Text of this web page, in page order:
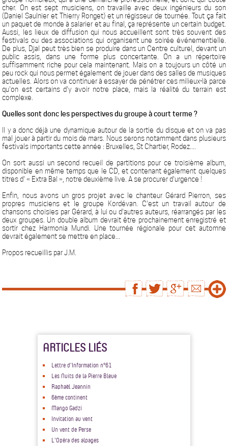
cher. On est sept musiciens, on travaille avec deux ingénieurs du son
(Daniel Saulnier et Thierry Ronget) et un régisseur de tournée. Tout ça fait
un paquet de monde à salarier et au final, ça représente un certain budget.
Aussi, les lieux de diffusion qui nous accueillent sont très souvent des
festivals ou des associations qui organisent une soirée événementielle.
De plus, Djal peut très bien se produire dans un Centre culturel, devant un
public assis, dans une forme plus concertante. On a un répertoire
suffisamment riche pour cela maintenant. Mais on a toujours un côté un
peu rock qui nous permet également de jouer dans des salles de musiques
actuelles. Alors on va continuer à essayer de pénétrer ces milieux-là parce
qu'on est certains d'y avoir notre place, mais la réalité du terrain est
complexe.
Quelles sont donc les perspectives du groupe à court terme ?
Il y a donc déjà une dynamique autour de la sortie du disque et on va pas
mal jouer à partir du mois de mars. Nous serons notamment dans plusieurs
festivals importants cette année : Bruxelles, St Chartier, Rodez....
On sort aussi un second recueil de partitions pour ce troisième album,
disponible en même temps que le CD, et contenant également quelques
titres d' « Extra Bal », notre deuxième live. A se procurer d'urgence !
Enfin, nous avons un gros projet avec le chanteur Gérard Pierron, ses
propres musiciens et le groupe Kordévan. C'est un travail autour de
chansons choisies par Gérard, à lui ou d'autres auteurs, réarrangés par les
deux groupes. Un double album devrait être prochainement enregistré et
sortir chez Harmonia Mundi. Une tournée régionale pour cet automne
devrait également se mettre en place...
Propos recueillis par J.M.
ARTICLES LIÉS
Lettre d'Information n°61
Les Nuits de la Pierre Bleue
Raphaël Jeannin
6ème continent
Mango Gadzi
Invitation au vent
Un vent de Perse
L'Opéra des alpages